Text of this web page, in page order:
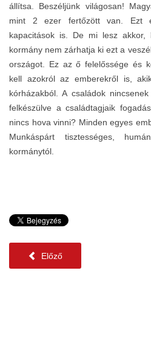
állítsa. Beszéljünk világosan!
mint 2 ezer fertőzött van. Ezt
kapacitások is. De mi lesz
kormány nem zárhatja ki ezt a
országot. Ez az ő felelőssége és
kell azokról az emberekről is,
kórházakból. A családok
felkészülve a családtagjaik
nincs hova vinni? Minden egyes
Munkáspárt tisztességes,
kormánytól.
Előző